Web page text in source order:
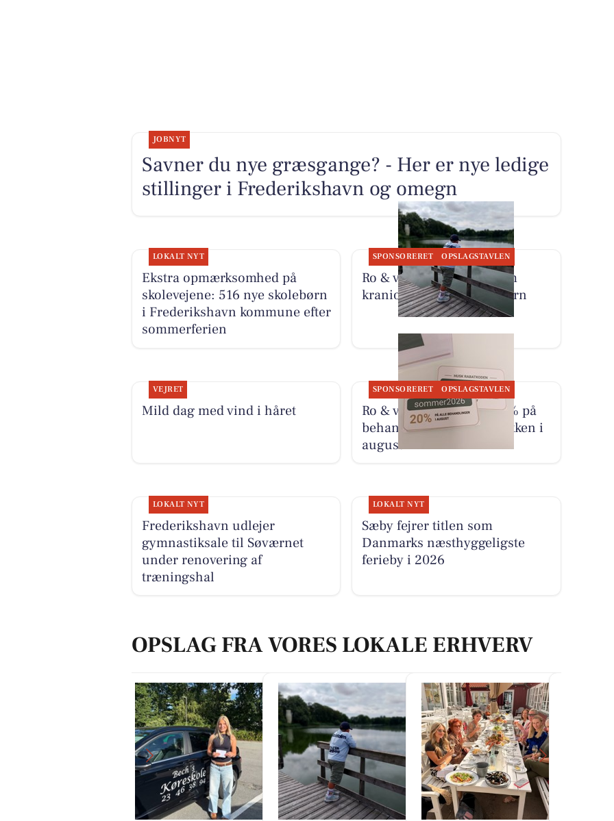
JOBNYT
Savner du nye græsgange? - Her er nye ledige
stillinger i Frederikshavn og omegn
LOKALT NYT
Ekstra opmærksomhed på
skolevejene: 516 nye skolebørn
i Frederikshavn kommune efter
sommerferien
SPONSORERET OPSLAGSTAVLEN
Ro & velvære fortæller om
kranio sakral terapi til børn
VEJRET
Mild dag med vind i håret
SPONSORERET OPSLAGSTAVLEN
Ro & velvære tilbyder 20% på
behandling for ondt i nakken i
august
LOKALT NYT
Frederikshavn udlejer
gymnastiksale til Søværnet
under renovering af
træningshal
LOKALT NYT
Sæby fejrer titlen som
Danmarks næsthyggeligste
ferieby i 2026
OPSLAG FRA VORES LOKALE ERHVERV